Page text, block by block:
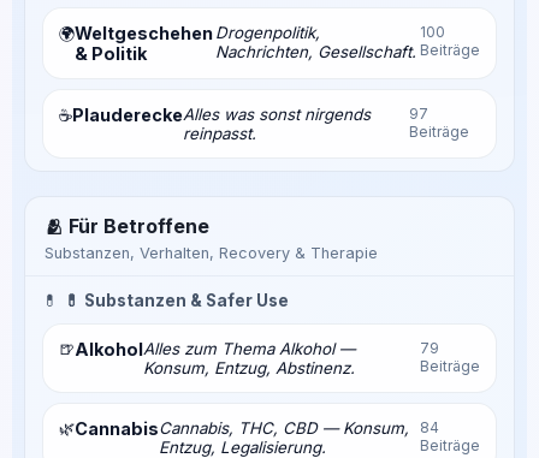
🌍Weltgeschehen
& Politik
Drogenpolitik,
Nachrichten, Gesellschaft.
100
Beiträge
☕PlaudereckeAlles was sonst nirgends
reinpasst.
97
Beiträge
🫂 Für Betroffene
Substanzen, Verhalten, Recovery & Therapie
💊 💊 Substanzen & Safer Use
🍺AlkoholAlles zum Thema Alkohol —
Konsum, Entzug, Abstinenz.
79
Beiträge
🌿CannabisCannabis, THC, CBD — Konsum,
Entzug, Legalisierung.
84
Beiträge